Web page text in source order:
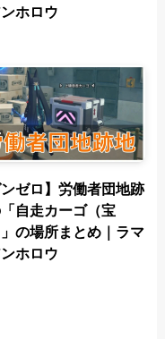
ホロウ
ンゼロ】労働者団地跡
自走カーゴ（宝
の場所まとめ｜ラマ
ホロウ